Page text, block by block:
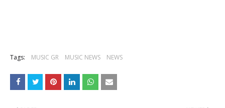
Tags: MUSIC GR MUSIC NEWS NEWS